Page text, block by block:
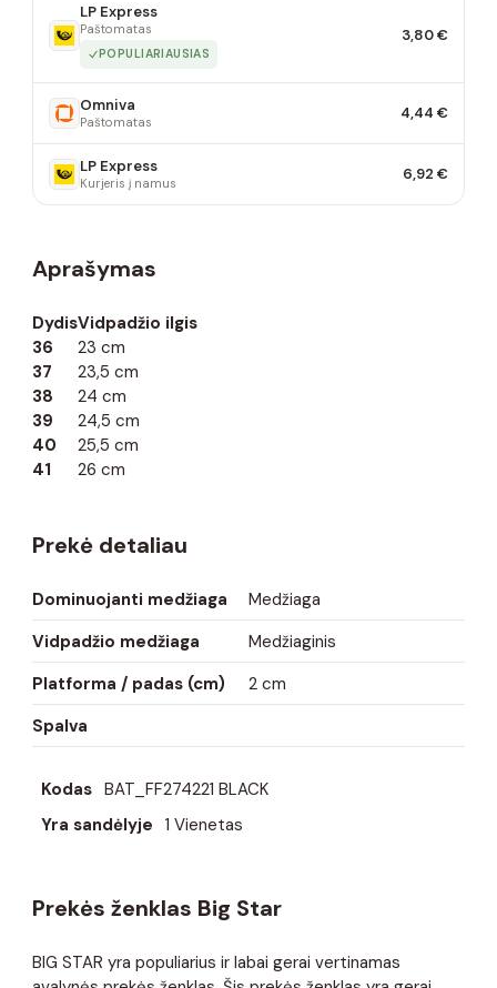
LP Express
Paštomatas
POPULIARIAUSIAS
3,80 €
Omniva
Paštomatas 4,44 €
LP Express
Kurjeris į namus 6,92 €
Aprašymas
DydisVidpadžio ilgis
36
23 cm
37
23,5 cm
38
24 cm
39
24,5 cm
40
25,5 cm
41
26 cm
Prekė detaliau
Dominuojanti medžiaga
Medžiaga
Vidpadžio medžiaga
Medžiaginis
Platforma / padas (cm)
2 cm
Spalva
Kodas BAT_FF274221 BLACK
Yra sandėlyje 1 Vienetas
Prekės ženklas Big Star
BIG STAR yra populiarius ir labai gerai vertinamas